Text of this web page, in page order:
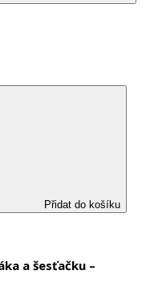
Přidat do košíku
a šesťačku –